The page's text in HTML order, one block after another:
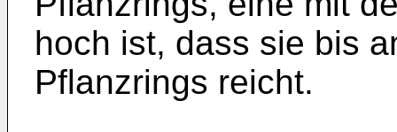
hoch ist, dass sie bis
Pflanzrings reicht.